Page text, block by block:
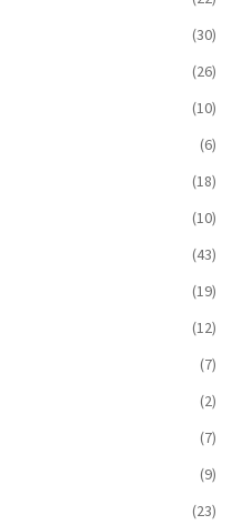
(30)
(26)
(10)
(6)
(18)
(10)
(43)
(19)
(12)
(7)
(2)
(7)
(9)
(23)